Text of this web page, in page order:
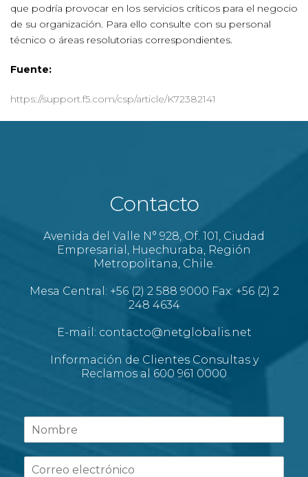
que podría provocar en los servicios críticos para el negocio
de su organización. Para ello consulte con su personal
técnico o áreas resolutorias correspondientes.
Fuente:
https://support.f5.com/csp/article/K72382141
Contacto
Avenida del Valle N° 928, Of. 101, Ciudad
Empresarial, Huechuraba, Región
Metropolitana, Chile.
Mesa Central: +56 (2) 2 588 9000 Fax: +56 (2) 2
248 4634
E-mail: contacto@netglobalis.net
Información de Clientes Consultas y
Reclamos al 600 961 0000